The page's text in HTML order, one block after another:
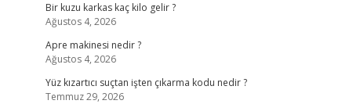
Bir kuzu karkas kaç kilo gelir ?
Ağustos 4, 2026
Apre makinesi nedir ?
Ağustos 4, 2026
Yüz kızartıcı suçtan işten çıkarma kodu nedir ?
Temmuz 29, 2026